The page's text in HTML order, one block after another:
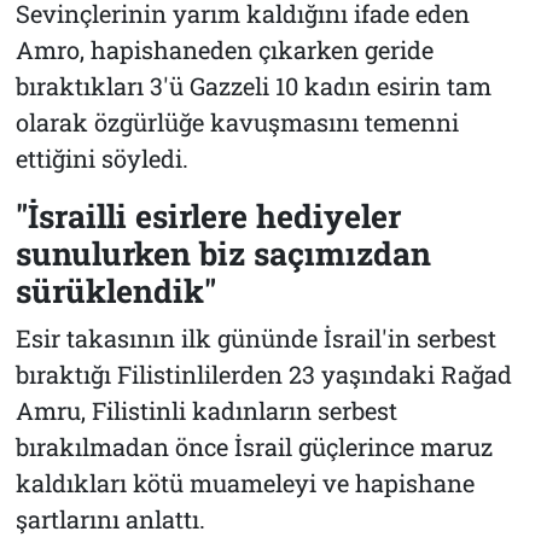
Sevinçlerinin yarım kaldığını ifade eden
Amro, hapishaneden çıkarken geride
bıraktıkları 3'ü Gazzeli 10 kadın esirin tam
olarak özgürlüğe kavuşmasını temenni
ettiğini söyledi.
"İsrailli esirlere hediyeler
sunulurken biz saçımızdan
sürüklendik"
Esir takasının ilk gününde İsrail'in serbest
bıraktığı Filistinlilerden 23 yaşındaki Rağad
Amru, Filistinli kadınların serbest
bırakılmadan önce İsrail güçlerince maruz
kaldıkları kötü muameleyi ve hapishane
şartlarını anlattı.